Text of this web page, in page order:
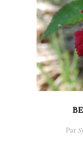
Par